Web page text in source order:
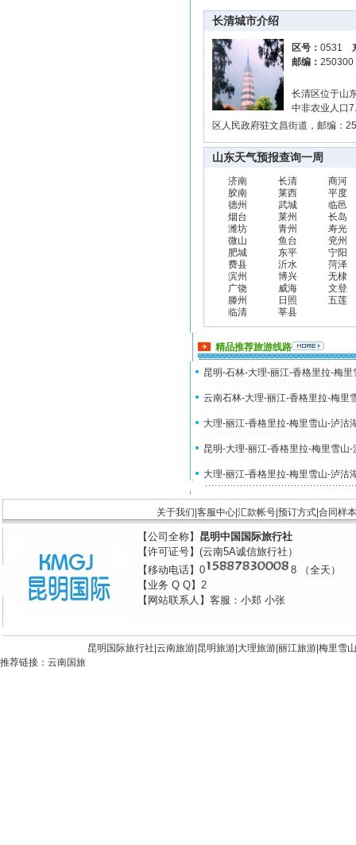
长清城市介绍
区号： 0531
邮编：
长清区位于山
中非农业人口
区人民政府驻文昌街道，邮编：
山东天气预报查询一周
济南 长清
商河
胶南
莱西
平度
德州
武城
临邑
烟台
莱州
长岛
潍坊
青州
寿光
微山
鱼台
兖州
肥城
东平
宁阳
费县
沂水
菏泽
滨州
博兴
无棣
广饶
威海
文登
滕州
日照
五莲
临清
莘县
精品推荐旅游线路
昆明-石林-大理-丽江-香格里拉-梅
云南石林-大理-丽江-香格里拉-梅里
大理-丽江-香格里拉-梅里雪山-泸沽
昆明-大理-丽江-香格里拉-梅里雪山
大理-丽江-香格里拉-梅里雪山-泸沽
关于我们 客服中心 汇款帐号 预订方式 合同样本
【公司全称】 昆明中国国际旅行社
【许可证号】(云南5A诚信旅行社）
【移动电话】0
8 （全天）
【业务 Q Q】2
【网站联系人】客服：小郑 小张
昆明国际旅行社| 云南旅游 昆明旅游 大理旅游 丽江旅游 梅里雪山
推荐链接： 云南国旅